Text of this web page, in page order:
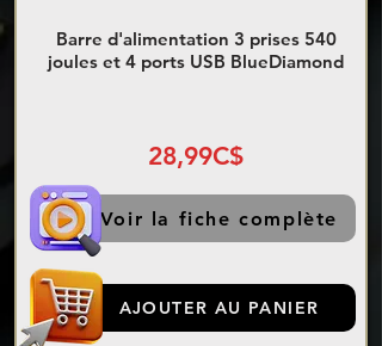
Barre d'alimentation 3 prises 540
joules et 4 ports USB BlueDiamond
28,99C$
Voir la fiche complète
AJOUTER AU PANIER